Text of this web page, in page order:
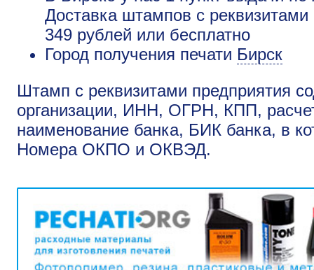
Доставка штампов с реквизитами
349 рублей или бесплатно
Город получения печати Бирск
Штамп с реквизитами предприятия
организации, ИНН, ОГРН, КПП,
наименование банка, БИК банка, в
Номера ОКПО и ОКВЭД.